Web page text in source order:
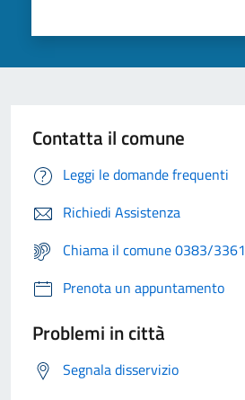
Contatta il comune
Leggi le domande frequenti
Richiedi Assistenza
Chiama il comune 0383/3361
Prenota un appuntamento
Problemi in città
Segnala disservizio